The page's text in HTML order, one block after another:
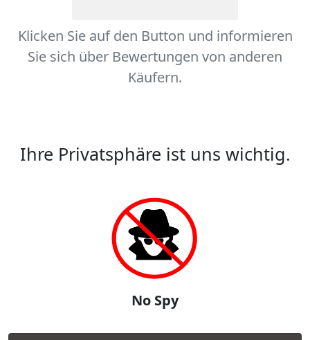
Klicken Sie auf den Button und informieren
Sie sich über Bewertungen von anderen
Käufern.
Ihre Privatsphäre ist uns wichtig.
No Spy